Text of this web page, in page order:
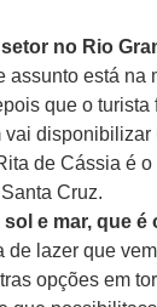
no Rio
está
que o
de Cássia é
Cruz.
e mar, que é
lazer que
opções em